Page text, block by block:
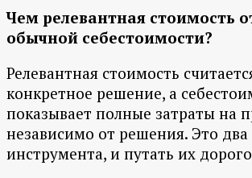
Чем релевантная стоимость
обычной себестоимости?
Релевантная стоимость
конкретное решение, а
показывает полные затраты на
независимо от решения. Это
инструмента, и путать их